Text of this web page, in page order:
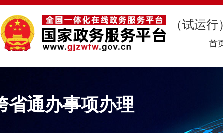
（试运行
首
省通办事项办理